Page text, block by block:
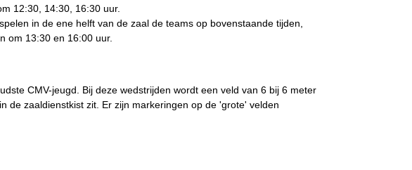
12:30, 14:30, 16:30 uur.
in de ene helft van de zaal de teams op bovenstaande tijden,
om 13:30 en 16:00 uur.
CMV-jeugd. Bij deze wedstrijden wordt een veld van 6 bij 6 meter
de zaaldienstkist zit. Er zijn markeringen op de 'grote' velden